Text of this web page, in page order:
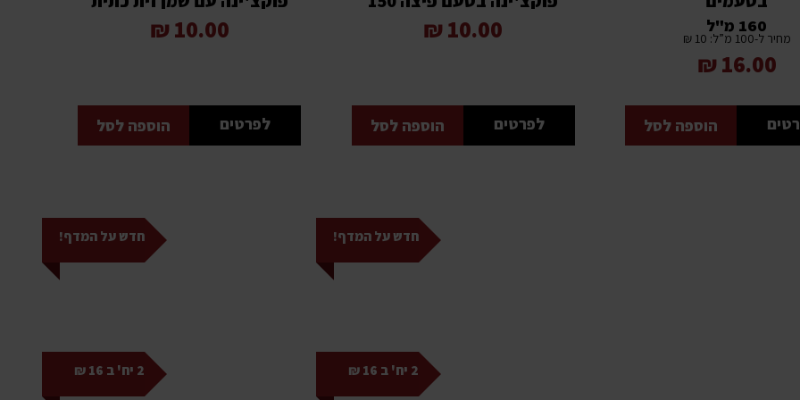
160 מ"ל
מחיר ל-100 מ”ל: 10 ₪
16.00 ₪
הוספה לסל
גרם כשר
10.00 ₪
לפרטים הוספה לסל
מעולה 150 גרם כשר10.00 ₪
לפרטים הוספה לסל
חדש על המדף!
2 יח' ב 16 ₪
חדש על המדף!
2 יח' ב 16 ₪